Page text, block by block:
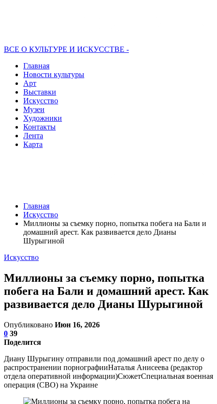
ВСЕ О КУЛЬТУРЕ И ИСКУССТВЕ -
Главная
Новости культуры
Арт
Выставки
Искусство
Музеи
Художники
Контакты
Лента
Карта
Главная
Искусство
Миллионы за съемку порно, попытка побега на Бали и
домашний арест. Как развивается дело Дианы
Шурыгиной
Искусство
Миллионы за съемку порно, попытка
побега на Бали и домашний арест. Как
развивается дело Дианы Шурыгиной
Опубликовано Июн 16, 2026
0 39
Поделится
Диану Шурыгину отправили под домашний арест по делу о
распространении порнографииНаталья Анисеева (редактор
отдела оперативной информации)СюжетСпециальная военная
операция (СВО) на Украине